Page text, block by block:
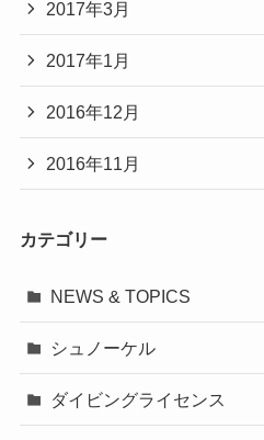
2017年3月
2017年1月
2016年12月
2016年11月
カテゴリー
NEWS & TOPICS
シュノーケル
ダイビングライセンス